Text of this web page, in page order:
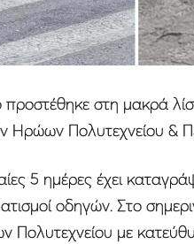
στη μακρά
Ηρώων Πολυτεχνείου &
5 ημέρες έχει
οδηγών. Στο
Πολυτεχνείου με